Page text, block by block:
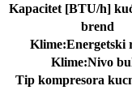
Kapacitet [BTU/h]
brend
Klime:Energetski
Klime:Nivo
Tip kompresora